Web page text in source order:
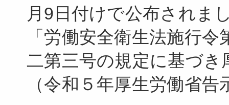
月9日付けで公布されま
「労働安全衛生法施行
二第三号の規定に基づ
（令和５年厚生労働省告